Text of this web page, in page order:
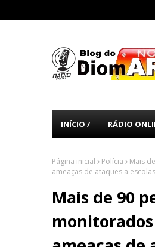
INÍCIO / RÁDIO
Página inicial Polícia
Mais
ameaças de ataques a
Mais de 90
monitorados